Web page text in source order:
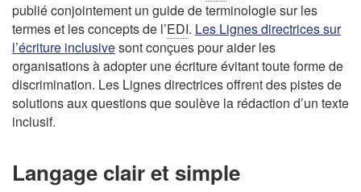
publié conjointement un guide de terminologie sur les
termes et les concepts de l’EDI. Les Lignes directrices sur
l’écriture inclusivesont conçues pour aider les
organisations à adopter une écriture évitant toute forme de
discrimination. Les Lignes directrices offrent des pistes de
solutions aux questions que soulève la rédaction d’un texte
inclusif.
Langage clair et simple